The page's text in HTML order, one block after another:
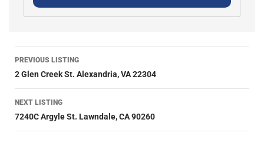
PREVIOUS LISTING
2 Glen Creek St. Alexandria, VA 22304
NEXT LISTING
7240C Argyle St. Lawndale, CA 90260